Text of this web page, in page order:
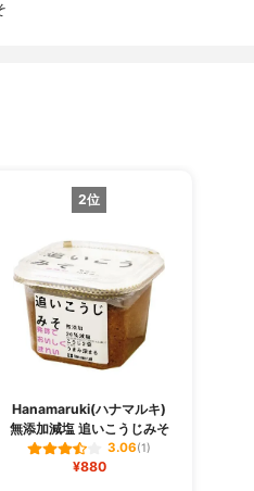
2位
Hanamaruki(ハナマルキ)
無添加減塩 追いこうじみそ
3.06(1)
¥880